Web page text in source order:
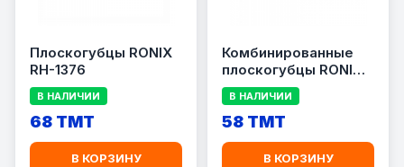
Плоскогубцы RONIX
RH-1376
В НАЛИЧИИ
68 TMT
В КОРЗИНУ
Комбинированные
плоскогубцы RONIX
RH-1104
В НАЛИЧИИ
58 TMT
В КОРЗИНУ